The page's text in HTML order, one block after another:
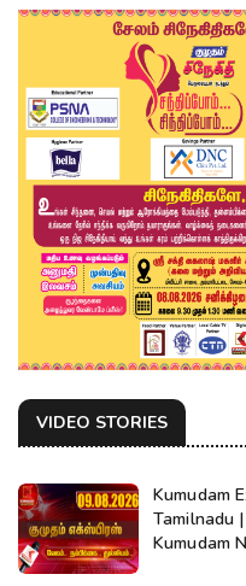
VIDEO STORIES
Kumudam
Tamilnadu
Kumudam